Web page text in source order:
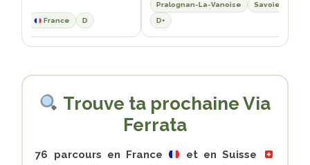
France D
Pralognan-La-Vanoise Savoie
D+
Trouve ta prochaine Via
Ferrata
76 parcours en France
et en Suisse